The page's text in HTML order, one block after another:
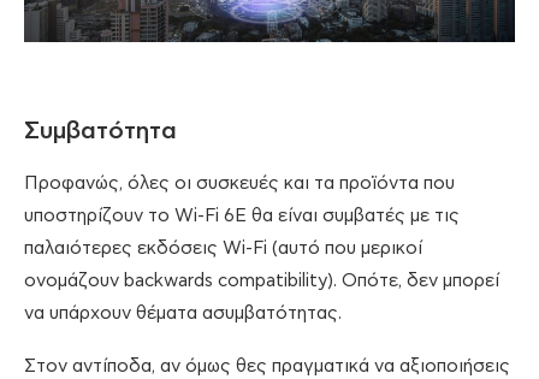
Συμβατότητα
Προφανώς, όλες οι συσκευές και τα προϊόντα που
υποστηρίζουν το Wi-Fi 6E θα είναι συμβατές με τις
παλαιότερες εκδόσεις Wi-Fi (αυτό που μερικοί
ονομάζουν backwards compatibility). Οπότε, δεν μπορεί
να υπάρχουν θέματα ασυμβατότητας.
Στον αντίποδα, αν όμως θες πραγματικά να αξιοποιήσεις